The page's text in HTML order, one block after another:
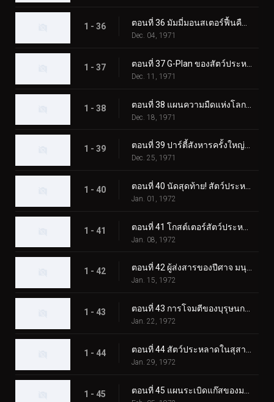
1 - 36 ตอนที่ 36 มัมมี่มอนสเตอร์ฟื้นคืนชีพ อิยิปตัส
Dec. 04, 1971
1 - 37
Dec. 11, 1971
1 - 38
Dec. 18, 1971
1 - 39 ตอนที่ 39 ปาร์ตี้สังหารครั้งใหญ่ของมนุษย์หมาป่าปีศาจ
Dec. 25, 1971
1 - 40
Jan. 01, 1972
1 - 41
Jan. 08, 1972
1 - 42 ตอนที่ 42 ผู้ส่งสารของปีศาจ มนุษย์บินลึกลับ
Jan. 15, 1972
1 - 43
Jan. 22, 1972
1 - 44
Jan. 29, 1972
1 - 45